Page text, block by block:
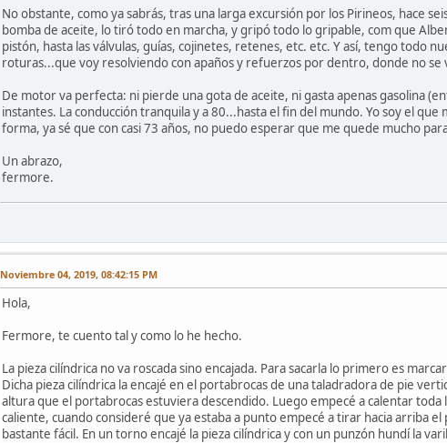
No obstante, como ya sabrás, tras una larga excursión por los Pirineos, hace
bomba de aceite, lo tiró todo en marcha, y gripó todo lo gripable, com que
pistón, hasta las válvulas, guías, cojinetes, retenes, etc. etc. Y así, tengo todo
roturas...que voy resolviendo con apaños y refuerzos por dentro, donde no se
De motor va perfecta: ni pierde una gota de aceite, ni gasta apenas gasolina
instantes. La conducción tranquila y a 80...hasta el fin del mundo. Yo soy el
forma, ya sé que con casi 73 años, no puedo esperar que me quede mucho
Un abrazo,
fermore.
Noviembre 04, 2019, 08:42:15 PM
Hola,
Fermore, te cuento tal y como lo he hecho.
La pieza cilíndrica no va roscada sino encajada. Para sacarla lo primero es
Dicha pieza cilíndrica la encajé en el portabrocas de una taladradora de pie
altura que el portabrocas estuviera descendido. Luego empecé a calentar toda
caliente, cuando consideré que ya estaba a punto empecé a tirar hacia arriba
bastante fácil. En un torno encajé la pieza cilíndrica y con un punzón hundí la